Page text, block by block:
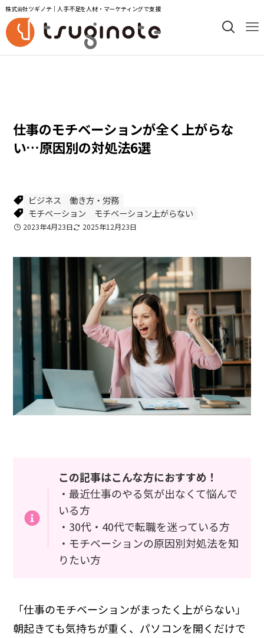
株式会社ツギノテ｜人手不足を人材・マーケティングで支援
仕事のモチベーションが全く上がらな
い…原因別の対処法6選
ビジネス
働き方・労務
モチベーション
モチベーション上がらない
2023年4月23日 2025年12月23日
この記事はこんな方におすすめ！
・最近仕事のやる気が出なくて悩んで
いる方
・30代・40代で転職を迷っている方
・モチベーションの原因別対処法を知
りたい方
「仕事のモチベーションがまったく上がらない」
朝起きても気持ちが重く、パソコンを開くだけで